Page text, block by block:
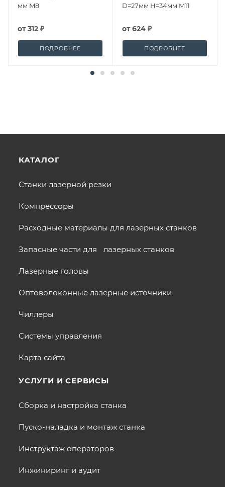
мм M8
от312 ₽
ПОДРОБНЕЕ
D=27мм H=34мм M11
от624 ₽
ПОДРОБНЕЕ
КАТАЛОГ
Станки лазерной резки
Компрессоры
Расходные материалы для лазерных станков
Запасные части для лазерных станков
Лазерные головы
Оптоволоконные лазерные источники
Чиллеры
Системы управления
Карта сайта
УСЛУГИ И СЕРВИСЫ
Сборка и настройка станка
Пуско-наладка и монтаж станка
Инструктаж операторов
Инжиниринг и аудит